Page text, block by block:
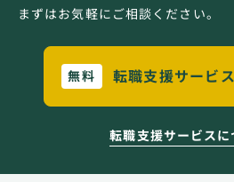
まずはお気軽にご相談ください。
無料 転職支援サービ
転職支援サービスに